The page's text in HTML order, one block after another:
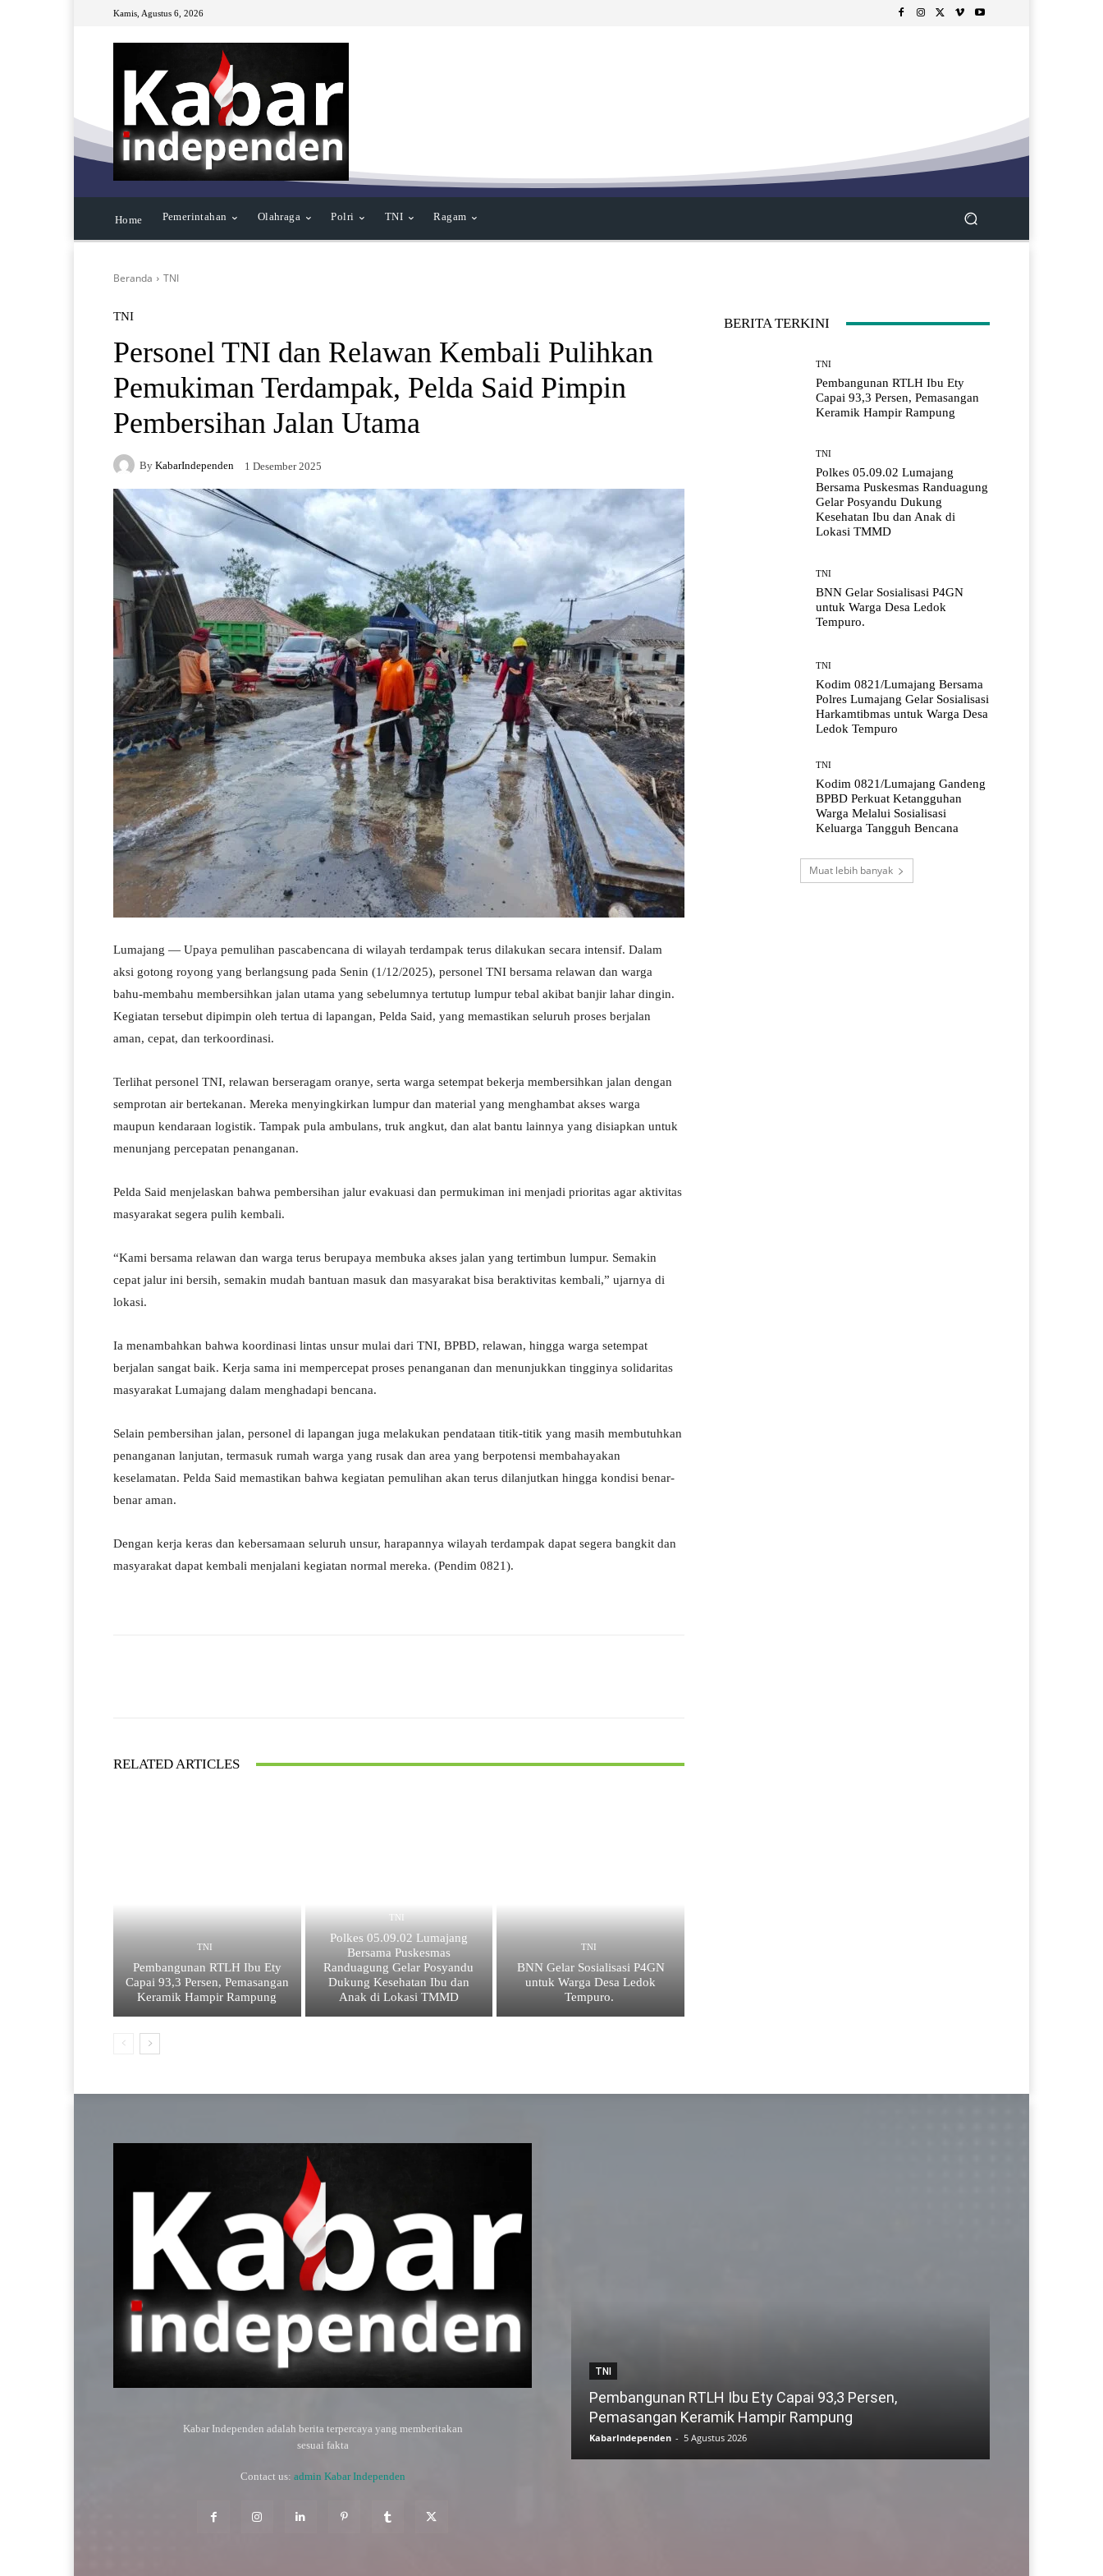
Kamis, Agustus 6, 2026
Home Pemerintahan Olahraga Polri TNI Ragam
Beranda TNI
TNI
Personel TNI dan Relawan Kembali Pulihkan
Pemukiman Terdampak, Pelda Said Pimpin
Pembersihan Jalan Utama
By KabarIndependen 1 Desember 2025
Lumajang — Upaya pemulihan pascabencana di wilayah terdampak terus dilakukan secara intensif. Dalam
aksi gotong royong yang berlangsung pada Senin (1/12/2025), personel TNI bersama relawan dan warga
bahu-membahu membersihkan jalan utama yang sebelumnya tertutup lumpur tebal akibat banjir lahar dingin.
Kegiatan tersebut dipimpin oleh tertua di lapangan, Pelda Said, yang memastikan seluruh proses berjalan
aman, cepat, dan terkoordinasi.
Terlihat personel TNI, relawan berseragam oranye, serta warga setempat bekerja membersihkan jalan dengan
semprotan air bertekanan. Mereka menyingkirkan lumpur dan material yang menghambat akses warga
maupun kendaraan logistik. Tampak pula ambulans, truk angkut, dan alat bantu lainnya yang disiapkan untuk
menunjang percepatan penanganan.
Pelda Said menjelaskan bahwa pembersihan jalur evakuasi dan permukiman ini menjadi prioritas agar aktivitas
masyarakat segera pulih kembali.
“Kami bersama relawan dan warga terus berupaya membuka akses jalan yang tertimbun lumpur. Semakin
cepat jalur ini bersih, semakin mudah bantuan masuk dan masyarakat bisa beraktivitas kembali,” ujarnya di
lokasi.
Ia menambahkan bahwa koordinasi lintas unsur mulai dari TNI, BPBD, relawan, hingga warga setempat
berjalan sangat baik. Kerja sama ini mempercepat proses penanganan dan menunjukkan tingginya solidaritas
masyarakat Lumajang dalam menghadapi bencana.
Selain pembersihan jalan, personel di lapangan juga melakukan pendataan titik-titik yang masih membutuhkan
penanganan lanjutan, termasuk rumah warga yang rusak dan area yang berpotensi membahayakan
keselamatan. Pelda Said memastikan bahwa kegiatan pemulihan akan terus dilanjutkan hingga kondisi benar-
benar aman.
Dengan kerja keras dan kebersamaan seluruh unsur, harapannya wilayah terdampak dapat segera bangkit dan
masyarakat dapat kembali menjalani kegiatan normal mereka. (Pendim 0821).
RELATED ARTICLES
TNI
Pembangunan RTLH Ibu Ety
Capai 93,3 Persen, Pemasangan
Keramik Hampir Rampung
TNI
Polkes 05.09.02 Lumajang
Bersama Puskesmas
Randuagung Gelar Posyandu
Dukung Kesehatan Ibu dan
Anak di Lokasi TMMD
TNI
BNN Gelar Sosialisasi P4GN
untuk Warga Desa Ledok
Tempuro.
BERITA TERKINI
TNI
Pembangunan RTLH Ibu Ety
Capai 93,3 Persen, Pemasangan
Keramik Hampir Rampung
TNI
Polkes 05.09.02 Lumajang
Bersama Puskesmas Randuagung
Gelar Posyandu Dukung
Kesehatan Ibu dan Anak di
Lokasi TMMD
TNI
BNN Gelar Sosialisasi P4GN
untuk Warga Desa Ledok
Tempuro.
TNI
Kodim 0821/Lumajang Bersama
Polres Lumajang Gelar Sosialisasi
Harkamtibmas untuk Warga Desa
Ledok Tempuro
TNI
Kodim 0821/Lumajang Gandeng
BPBD Perkuat Ketangguhan
Warga Melalui Sosialisasi
Keluarga Tangguh Bencana
Muat lebih banyak
Kabar Independen adalah berita terpercaya yang memberitakan
sesuai fakta
Contact us: admin Kabar Independen
TNI
Pembangunan RTLH Ibu Ety Capai 93,3 Persen,
Pemasangan Keramik Hampir Rampung
KabarIndependen - 5 Agustus 2026